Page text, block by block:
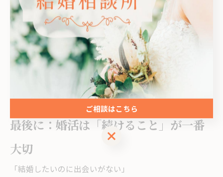
ン
1．新しい婚活イベントを検索し、申込む
2．理想の条件を紙に書き、譲れる部分を探す
3．無料相談に申し込む
どんなに小さな一歩でも、動けば未来は必ず変わりま
最後に：婚活は「続けること」が一番
大切
「結婚したいのに出会いがない」
ご相談はこちら
ご相談はこちら